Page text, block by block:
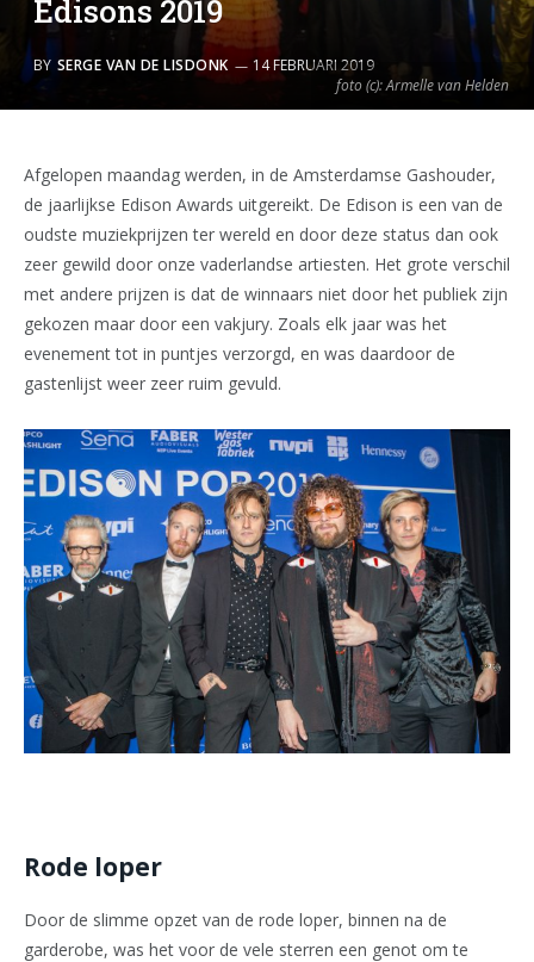
foto (c): Armelle van Helden
Edisons 2019
BY SERGE VAN DE LISDONK 14 FEBRUARI 2019
Afgelopen maandag werden, in de Amsterdamse Gashouder,
de jaarlijkse Edison Awards uitgereikt. De Edison is een van de
oudste muziekprijzen ter wereld en door deze status dan ook
zeer gewild door onze vaderlandse artiesten. Het grote verschil
met andere prijzen is dat de winnaars niet door het publiek zijn
gekozen maar door een vakjury. Zoals elk jaar was het
evenement tot in puntjes verzorgd, en was daardoor de
gastenlijst weer zeer ruim gevuld.
Rode loper
Door de slimme opzet van de rode loper, binnen na de
garderobe, was het voor de vele sterren een genot om te